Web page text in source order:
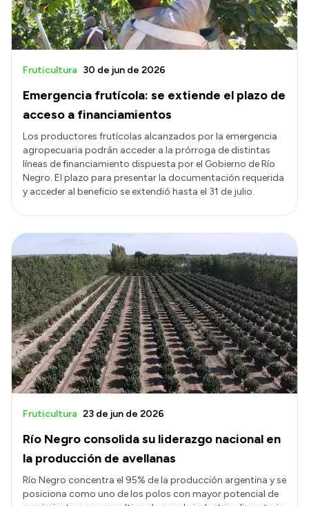
Emergencia frutícola: se extiende el plazo de
acceso a financiamientos
Fruticultura 30 de jun de 2026
Los productores frutícolas alcanzados por la emergencia
agropecuaria podrán acceder a la prórroga de distintas
líneas de financiamiento dispuesta por el Gobierno de Río
Negro. El plazo para presentar la documentación requerida
y acceder al beneficio se extendió hasta el 31 de julio.
Río Negro consolida su liderazgo nacional en
la producción de avellanas
Fruticultura 23 de jun de 2026
Río Negro concentra el 95% de la producción argentina y se
posiciona como uno de los polos con mayor potencial de